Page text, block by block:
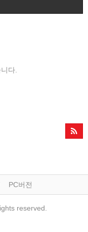
다.
PC버전
reserved.